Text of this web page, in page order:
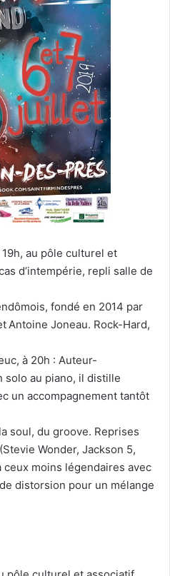
au pôle culturel et
d’intempérie, repli salle de
fondé en 2014 par
Antoine Joneau. Rock-Hard,
à 20h : Auteur-
solo au piano, il distille
un accompagnement tantôt
soul, du groove. Reprises
Wonder, Jackson 5,
ceux moins légendaires avec
distorsion pour un mélange